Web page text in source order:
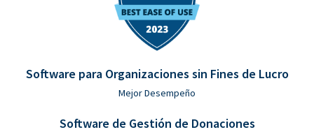
Software para Organizaciones sin Fines de Lucro
Mejor Desempeño
Software de Gestión de Donaciones